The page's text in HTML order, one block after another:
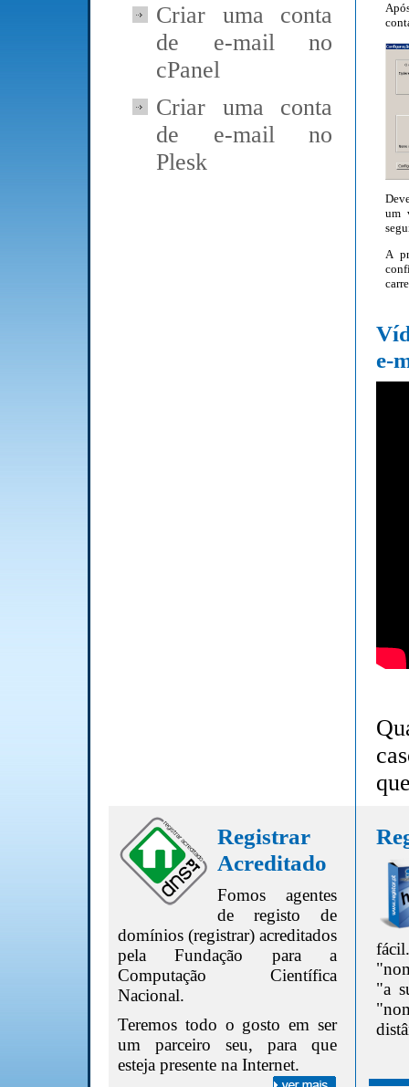
Criar uma conta
de e-mail no
cPanel
Criar uma conta
de e-mail no
Plesk
um
A
e-
Registrar
Acreditado
Fomos agentes
de registo de
domínios (registrar) acreditados
pela Fundação para a
Computação Científica
Nacional.
Teremos todo o gosto em ser
um parceiro seu, para que
esteja presente na Internet.
"a